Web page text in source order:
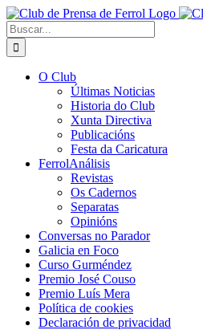
Saltar
al
contenido
Buscar:
O Club
Últimas Noticias
Historia do Club
Xunta Directiva
Publicacións
Festa da Caricatura
FerrolAnálisis
Revistas
Os Cadernos
Separatas
Opinións
Conversas no Parador
Galicia en Foco
Curso Gurméndez
Premio José Couso
Premio Luís Mera
Política de cookies
Declaración de privacidad